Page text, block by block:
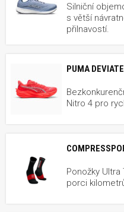
Silniční
s větší
přilnavostí.
PUMA
Nitro 4 pro
Ponožky
porci